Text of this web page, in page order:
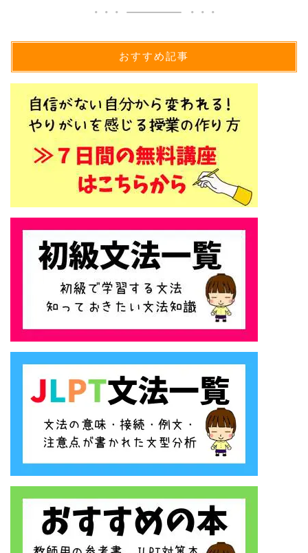
おすすめ記事